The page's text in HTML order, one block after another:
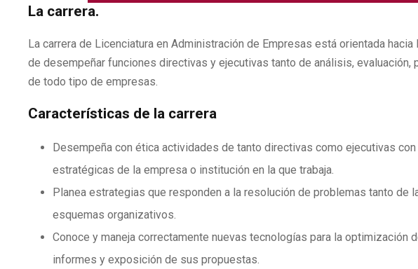
La carrera.
La carrera de Licenciatura en Administración de Empresas está orientada
de desempeñar funciones directivas y ejecutivas tanto de análisis,
de todo tipo de empresas.
Características de la carrera
Desempeña con ética actividades de tanto directivas como ejecutivas
estratégicas de la empresa o institución en la que trabaja.
Planea estrategias que responden a la resolución de problemas tanto de
esquemas organizativos.
Conoce y maneja correctamente nuevas tecnologías para la optimización
informes y exposición de sus propuestas.